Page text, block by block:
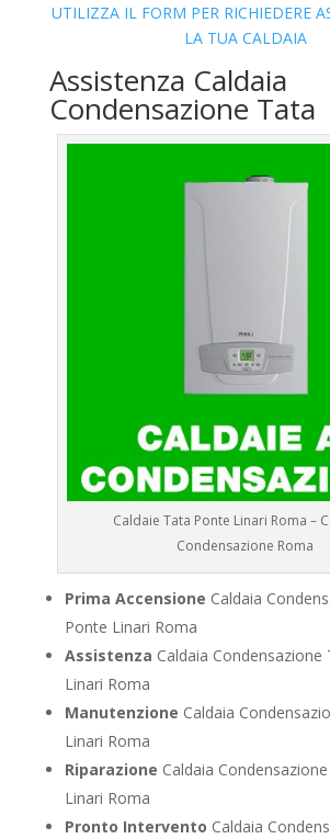
UTILIZZA IL FORM PER RICHIEDERE
LA TUA CALDAIA
Assistenza Caldaia
Condensazione Tata
Caldaie Tata Ponte Linari Roma –
Condensazione Roma
Prima Accensione Caldaia
Ponte Linari Roma
Assistenza Caldaia Condensazione
Linari Roma
Manutenzione Caldaia
Linari Roma
Riparazione Caldaia
Linari Roma
Pronto Intervento Caldaia